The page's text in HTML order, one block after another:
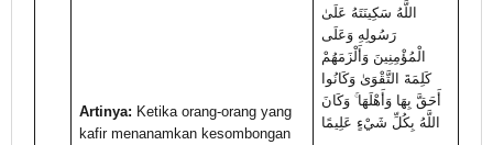
Artinya: Ketika orang-orang yang
kafir menanamkan kesombongan
اللَّهُ سَكِينَتَهُ عَلَىٰ
رَسُولِهِ وَعَلَى
الْمُؤْمِنِينَ وَأَلْزَمَهُمْ
كَلِمَةَ التَّقْوَىٰ وَكَانُوا
أَحَقَّ بِهَا وَأَهْلَهَا ۚ وَكَانَ
اللَّهُ بِكُلِّ شَيْءٍ عَلِيمًا